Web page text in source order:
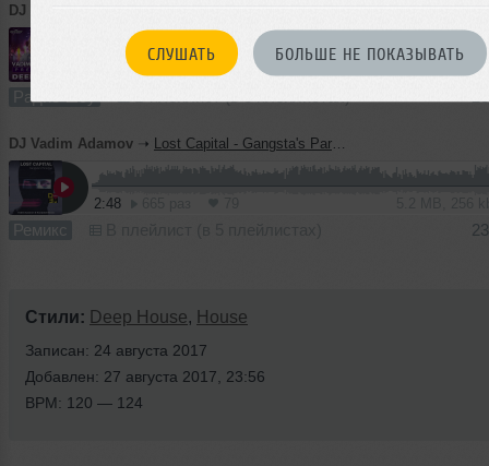
СЛУШАТЬ БОЛЬШЕ НЕ ПОКАЗЫВАТЬ
DJ Vadim Adamov
60:04 32 138 MB,
Радио-шоу
DJ Vadim Adamov ➝ Lost Capital - Gangsta's Paradise (Vadim Adamov & Hardphol Remix)
2:48
Ремикс
Стили: Deep House, House
Записан: 24 августа 2017
Добавлен: 27 августа 2017, 23:56
BPM: 120 — 124